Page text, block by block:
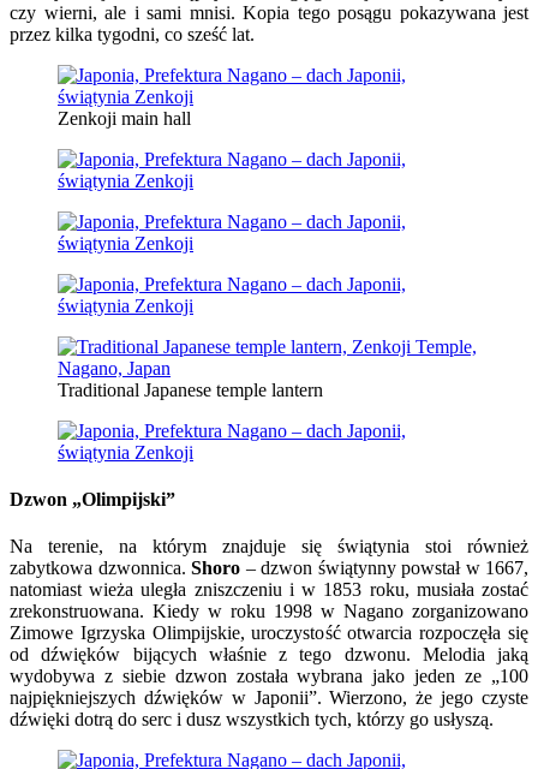
czy wierni, ale i sami mnisi. Kopia tego posągu pokazywana jest
przez kilka tygodni, co sześć lat.
Zenkoji main hall
Traditional Japanese temple lantern
Dzwon „Olimpijski”
Na terenie, na którym znajduje się świątynia stoi również
zabytkowa dzwonnica. Shoro – dzwon świątynny powstał w 1667,
natomiast wieża uległa zniszczeniu i w 1853 roku, musiała zostać
zrekonstruowana. Kiedy w roku 1998 w Nagano zorganizowano
Zimowe Igrzyska Olimpijskie, uroczystość otwarcia rozpoczęła się
od dźwięków bijących właśnie z tego dzwonu. Melodia jaką
wydobywa z siebie dzwon została wybrana jako jeden ze „100
najpiękniejszych dźwięków w Japonii”. Wierzono, że jego czyste
dźwięki dotrą do serc i dusz wszystkich tych, którzy go usłyszą.